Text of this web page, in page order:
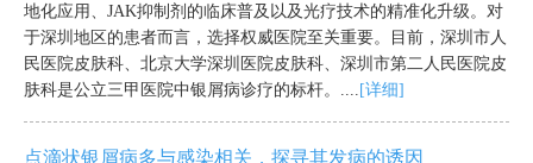
地化应用、JAK抑制剂的临床普及以及光疗技术的精准化升级。对
于深圳地区的患者而言，选择权威医院至关重要。目前，深圳市人
民医院皮肤科、北京大学深圳医院皮肤科、深圳市第二人民医院皮
肤科是公立三甲医院中银屑病诊疗的标杆。....
[详细]
点滴状银屑病多与感染相关，探寻其发病的诱因